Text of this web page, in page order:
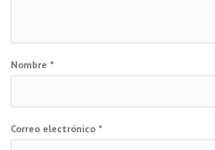
Nombre *
Correo electrónico *